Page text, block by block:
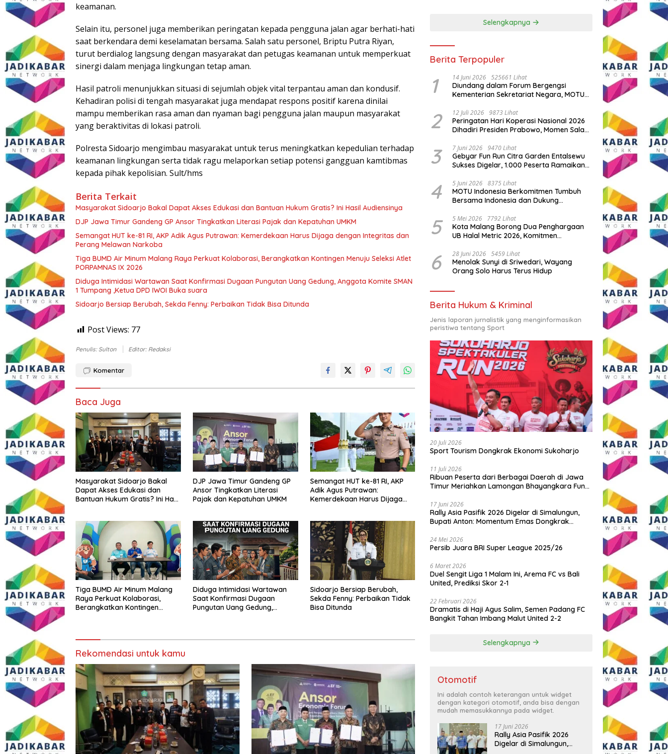
keamanan.
Selain itu, personel juga memberikan peringatan kepada pengguna jalan agar berhati-hati
saat berkendara demi keselamatan bersama. Salah satu personel, Briptu Putra Riyan,
turut berdialog langsung dengan masyarakat dan petugas keamanan untuk memperkuat
sinergi dalam menjaga lingkungan tetap aman.
Hasil patroli menunjukkan situasi di sejumlah objek vital terpantau aman dan kondusif.
Kehadiran polisi di tengah masyarakat juga mendapat respons positif karena dinilai
mampu memberikan rasa aman dan nyaman bagi pengguna jalan maupun masyarakat
yang beraktivitas di lokasi patroli.
Polresta Sidoarjo mengimbau masyarakat untuk terus meningkatkan kepedulian terhadap
keamanan lingkungan serta tidak ragu melaporkan setiap potensi gangguan kamtibmas
kepada pihak kepolisian. Sult/hms
Berita Terkait
Masyarakat Sidoarjo Bakal Dapat Akses Edukasi dan Bantuan Hukum Gratis? Ini Hasil Audiensinya
DJP Jawa Timur Gandeng GP Ansor Tingkatkan Literasi Pajak dan Kepatuhan UMKM
Semangat HUT ke-81 RI, AKP Adik Agus Putrawan: Kemerdekaan Harus Dijaga dengan Integritas dan
Perang Melawan Narkoba
Tiga BUMD Air Minum Malang Raya Perkuat Kolaborasi, Berangkatkan Kontingen Menuju Seleksi Atlet
PORPAMNAS IX 2026
Diduga Intimidasi Wartawan Saat Konfirmasi Dugaan Pungutan Uang Gedung, Anggota Komite SMAN
1 Tumpang ,Ketua DPD IWOI Buka suara
Sidoarjo Bersiap Berubah, Sekda Fenny: Perbaikan Tidak Bisa Ditunda
Post Views: 77
Penulis: Sulton Editor: Redaksi
Komentar
Baca Juga
Masyarakat Sidoarjo Bakal
Dapat Akses Edukasi dan
Bantuan Hukum Gratis? Ini Hasil
DJP Jawa Timur Gandeng GP
Ansor Tingkatkan Literasi
Pajak dan Kepatuhan UMKM
Semangat HUT ke-81 RI, AKP
Adik Agus Putrawan:
Kemerdekaan Harus Dijaga
Tiga BUMD Air Minum Malang
Raya Perkuat Kolaborasi,
Berangkatkan Kontingen
Diduga Intimidasi Wartawan
Saat Konfirmasi Dugaan
Pungutan Uang Gedung,
Sidoarjo Bersiap Berubah,
Sekda Fenny: Perbaikan Tidak
Bisa Ditunda
Rekomendasi untuk kamu
Selengkapnya
Berita Terpopuler
1 14 Juni 2026 525661 Lihat
Diundang dalam Forum Bergengsi
Kementerian Sekretariat Negara, MOTU
Indonesia
2 12 Juli 2026 9873 Lihat
Peringatan Hari Koperasi Nasional 2026
Dihadiri Presiden Prabowo, Momen Salam
3 7 Juni 2026 9470 Lihat
Gebyar Fun Run Citra Garden Entalsewu
Sukses Digelar, 1.000 Peserta Ramaikan
4 5 Juni 2026 8375 Lihat
MOTU Indonesia Berkomitmen Tumbuh
Bersama Indonesia dan Dukung
5 5 Mei 2026 7792 Lihat
Kota Malang Borong Dua Penghargaan
UB Halal Metric 2026, Komitmen
6 28 Juni 2026 5459 Lihat
Menolak Sunyi di Sriwedari, Wayang
Orang Solo Harus Terus Hidup
Berita Hukum & Kriminal
Jenis laporan jurnalistik yang menginformasikan
peristiwa tentang Sport
20 Juli 2026
Sport Tourism Dongkrak Ekonomi Sukoharjo
11 Juli 2026
Ribuan Peserta dari Berbagai Daerah di Jawa
Timur Meriahkan Lamongan Bhayangkara Fun
17 Juni 2026
Rally Asia Pasifik 2026 Digelar di Simalungun,
Bupati Anton: Momentum Emas Dongkrak
24 Mei 2026
Persib Juara BRI Super League 2025/26
6 Maret 2026
Duel Sengit Liga 1 Malam Ini, Arema FC vs Bali
United, Prediksi Skor 2-1
22 Februari 2026
Dramatis di Haji Agus Salim, Semen Padang FC
Bangkit Tahan Imbang Malut United 2-2
Selengkapnya
Otomotif
Ini adalah contoh keterangan untuk widget
dengan kategori otomotif, anda bisa dengan
mudah memasukkannya pada widget.
17 Juni 2026
Rally Asia Pasifik 2026
Digelar di Simalungun,